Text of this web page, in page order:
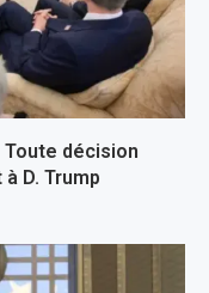
Toute décision
D. Trump